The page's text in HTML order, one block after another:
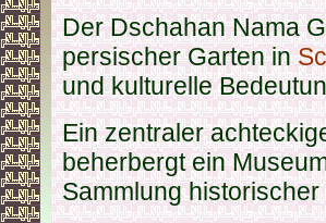
Der Dschahan Nama
persischer Garten in
und kulturelle
Ein zentraler
beherbergt ein
Sammlung